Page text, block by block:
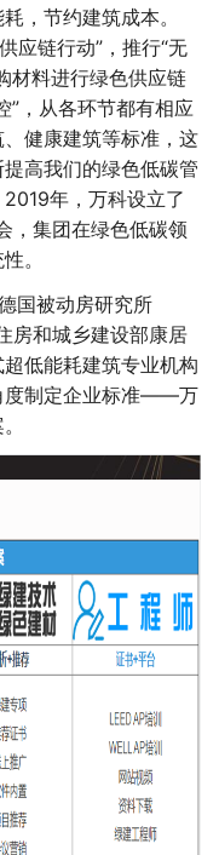
，节约建筑成本。
应链行动”，推行“无
材料进行绿色供应链
”，从各环节都有相应
健康建筑等标准，这
高我们的绿色低碳管
年，万科设立了
，集团在绿色低碳领
。
国被动房研究所
房和城乡建设部康居
低能耗建筑专业机构
度制定企业标准——万